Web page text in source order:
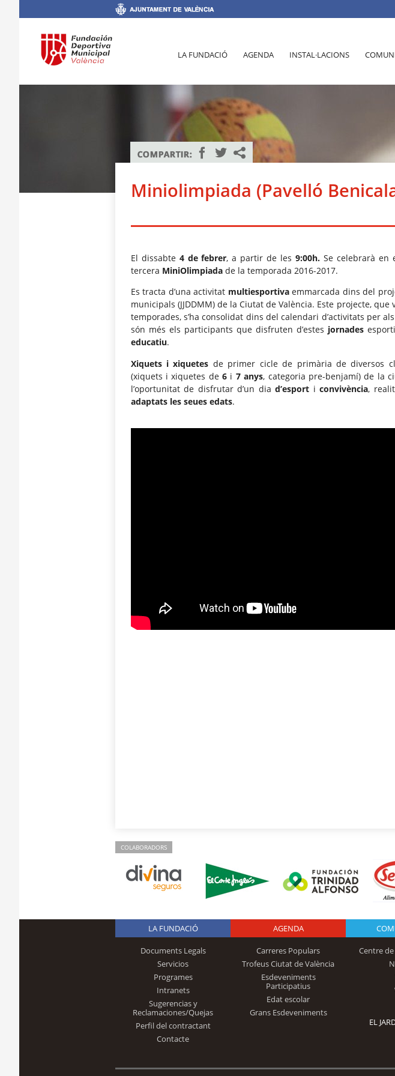
LA FUNDACIÓ AGENDA INSTAL·LACIONS
Miniolimpiada (Pavelló
El dissabte 4 de febrer, a partir de les9:00h. Se celebrarà en
tercera MiniOlimpiadade la temporada 2016-2017.
Es tracta d’una activitat multiesportivaemmarcada dins del
municipals (JJDDMM) de la Ciutat de València. Este projecte, que
temporades, s’ha consolidat dins del calendari d’activitats per
són més els participants que disfruten d’estes jornades
educatiu.
Xiquets i xiquetes de primer cicle de primària de diversos
(xiquets i xiquetes de6 i 7 anys, categoria pre-benjamí) de la
l’oportunitat de disfrutar d’un diad’esport iconvivència,
adaptats les seues edats.
COLABORADORS
Logo Fundación
Trinidad Alfonso
LA FUNDACIÓ
Documents Legals
Servicios
Programes
Intranets
Sugerencias y
Reclamaciones/Quejas
Perfil del contractant
Contacte
AGENDA
Carreres Populars
Trofeus Ciutat de València
Esdeveniments
Participatius
Edat escolar
Grans Esdeveniments
Centre
EL